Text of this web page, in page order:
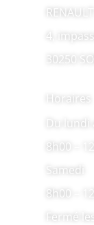
4,
30250
Horaires
Du
8h00 –
Samedi
8h00 –
Fermé